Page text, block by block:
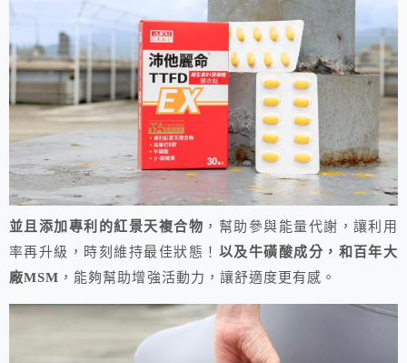
並且添加專利的紅景天複合物 ，幫助參與能量代謝，讓利用
率再升級，時刻維持最佳狀態！ 以及牛磺酸成分，和百年大
廠MSM ，能夠幫助增強活動力，讓舒適度更有感。